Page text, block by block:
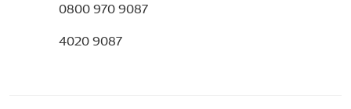
0800 970 9087
4020 9087